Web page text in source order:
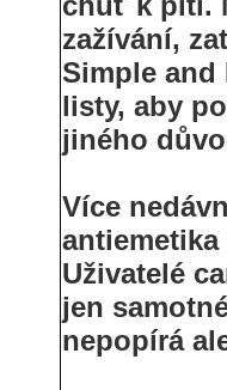
zažívání,
Simple and
listy, aby
jiného
Více
Uživatelé
jen
nepopírá